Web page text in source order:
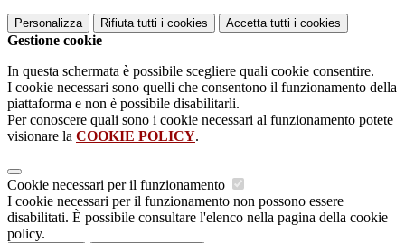
Personalizza Rifiuta tutti i cookies Accetta tutti i cookies
Gestione cookie
In questa schermata è possibile scegliere quali cookie consentire.
I cookie necessari sono quelli che consentono il funzionamento della
piattaforma e non è possibile disabilitarli.
Per conoscere quali sono i cookie necessari al funzionamento potete
visionare la COOKIE POLICY.
Cookie necessari per il funzionamento
I cookie necessari per il funzionamento non possono essere
disabilitati. È possibile consultare l'elenco nella pagina della cookie
policy.